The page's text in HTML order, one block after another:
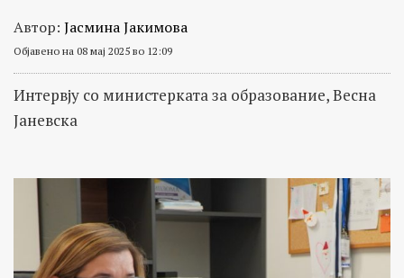
Автор: Јасмина Јакимова
Објавено на 08 мај 2025 во 12:09
Интервју со министерката за образование, Весна
Јаневска